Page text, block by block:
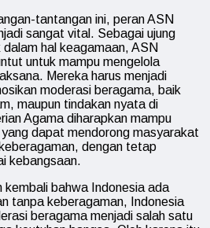
tantangan ini, peran ASN
sangat vital. Sebagai ujung
hal keagamaan, ASN
untuk mampu mengelola
Mereka harus menjadi
moderasi beragama, baik
maupun tindakan nyata di
Agama diharapkan mampu
dapat mendorong masyarakat
dengan tetap
kebangsaan.
kembali bahwa Indonesia ada
tanpa keberagaman, Indonesia
beragama menjadi salah satu